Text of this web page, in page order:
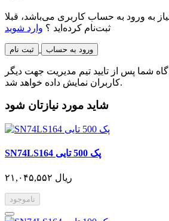
به ورود به حساب کاربری می‌باشد، قبلا
ثبت‌نام کرده‌اید ؟ وارد شوید
ثبت نام ورود به حساب
شما پس از تایید تیم مدیریت جهت دیگر
کاربران نمایش داده خواهد شد.
شاید مورد نیازتان شود
SN74LS164 پک 500 تایی
۲۱,۰۴۵,۵۵۲ ریال
ناموجود